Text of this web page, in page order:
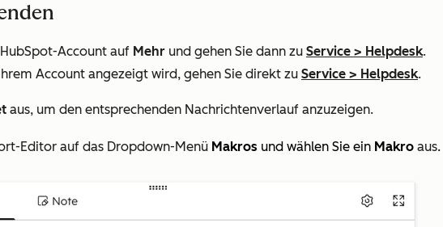
Account auf Mehr und gehen Sie dann zu Service > Helpdesk.
Account angezeigt wird, gehen Sie direkt zu Service > Helpdesk.
aus, um den entsprechenden Nachrichtenverlauf anzuzeigen.
Editor auf das Dropdown-Menü Makros und wählen Sie ein Makro aus.